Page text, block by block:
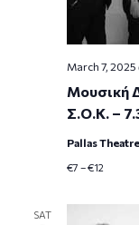
Μουσική
Σ.Ο.Κ. –
March 7, 2025
Pallas Theatre
€7 – €12
SAT